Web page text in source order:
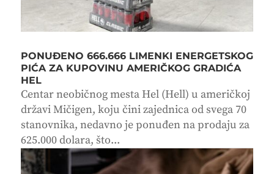
PONUĐENO 666.666 LIMENKI ENERGETSKOG
PIĆA ZA KUPOVINU AMERIČKOG GRADIĆA
HEL
Centar neobičnog mesta Hel (Hell) u američkoj
državi Mičigen, koju čini zajednica od svega 70
stanovnika, nedavno je ponuđen na prodaju za
625.000 dolara, što...